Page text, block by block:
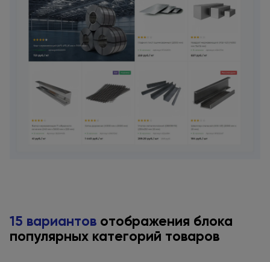
15 вариантов отображения блока
популярных категорий товаров